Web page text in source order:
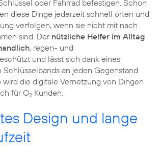
oder Fahrrad befestigen. Schon
diese Dinge jederzeit schnell orten und
verfolgen, wenn sie nicht mit nach
sind. Der nützliche Helfer im Alltag
, regen- und
und lässt sich dank eines
Schlüsselbands an jeden Gegenstand
wird die digitale Vernetzung von Dingen
für O2 Kunden.
Design und lange